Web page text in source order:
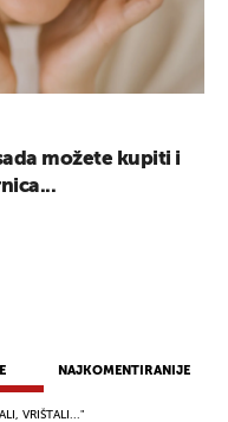
NAJKOMENTIRANIJE
VRIŠTALI..."
možete kupiti i